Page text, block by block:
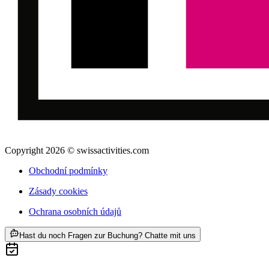
Copyright 2026 © swissactivities.com
Obchodní podmínky
Zásady cookies
Ochrana osobních údajů
Hast du noch Fragen zur Buchung? Chatte mit uns